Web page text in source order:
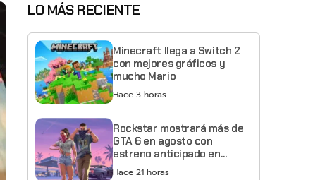
LO MÁS RECIENTE
Minecraft llega a Switch 2
con mejores gráficos y
mucho Mario
Hace 3 horas
Rockstar mostrará más de
GTA 6 en agosto con
estreno anticipado en
Netflix
Hace 21 horas